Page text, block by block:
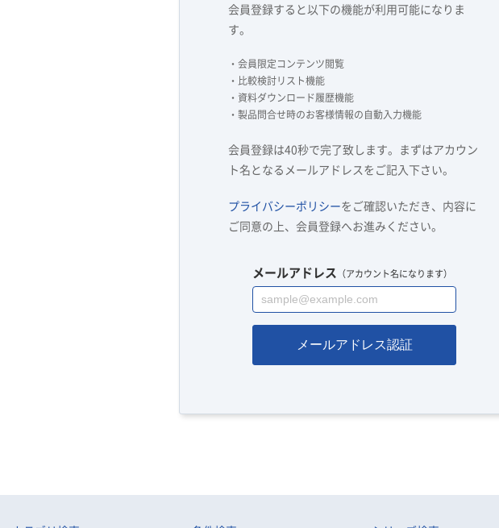
会員登録すると以下の機能が利用可能になりま
す。
・会員限定コンテンツ閲覧
・比較検討リスト機能
・資料ダウンロード履歴機能
・製品問合せ時のお客様情報の自動入力機能
会員登録は40秒で完了致します。まずはアカウン
ト名となるメールアドレスをご記入下さい。
プライバシーポリシーをご確認いただき、内容に
ご同意の上、会員登録へお進みください。
メールアドレス （アカウント名になります）
メールアドレス認証